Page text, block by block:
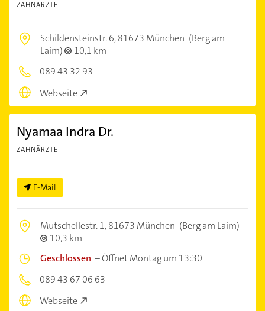
ZAHNÄRZTE
Schildensteinstr. 6,81673 München (Berg am
Laim)
10,1 km
089 43 32 93
Webseite
Nyamaa Indra Dr.
ZAHNÄRZTE
E-Mail
Mutschellestr. 1,81673 München (Berg am Laim)
10,3 km
Geschlossen –Öffnet Montag um 13:30
089 43 67 06 63
Webseite